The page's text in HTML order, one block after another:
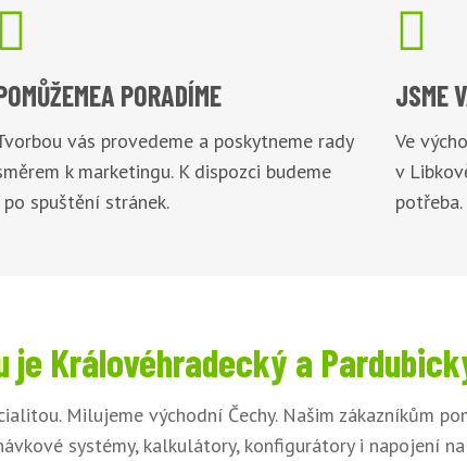

A PORADÍME
vás provedeme a poskytneme rady
k marketingu. K dispozci budeme
po spuštění stránek.

JSME
Ve
v
potřeba.
je Královéhradecký a
Milujeme východní Čechy. Našim zákazníkům
systémy, kalkulátory, konfigurátory i napojení